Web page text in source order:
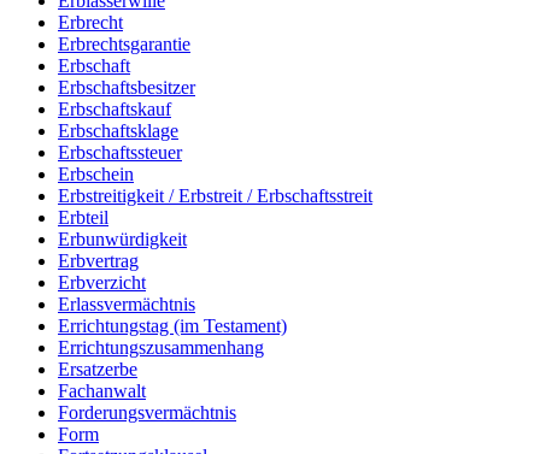
Erbrecht
Erbrechtsgarantie
Erbschaft
Erbschaftsbesitzer
Erbschaftskauf
Erbschaftsklage
Erbschaftssteuer
Erbschein
Erbstreitigkeit / Erbstreit / Erbschaftsstreit
Erbteil
Erbunwürdigkeit
Erbvertrag
Erbverzicht
Erlassvermächtnis
Errichtungstag (im Testament)
Errichtungszusammenhang
Ersatzerbe
Fachanwalt
Forderungsvermächtnis
Form